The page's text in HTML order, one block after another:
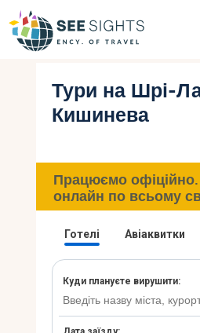
Пошук турів
Гарячі тури
Типи Турів
Країни
Контакти
Тури на Шрі-
Кишинева
Працюємо
онлайн по всьому